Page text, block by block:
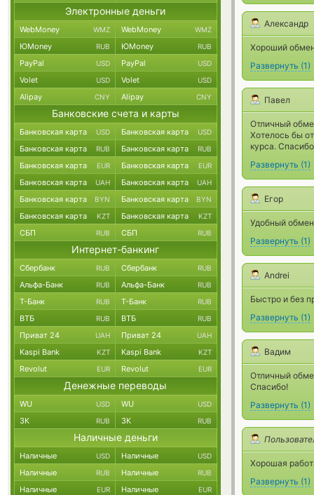
Александр
Хороший
Развернуть (1)
Павел
Отличный
Хотелось бы
курса.
Развернуть (1)
Егор
Удобный
Развернуть (1)
Andrei
Быстро и без
Развернуть (1)
Вадим
Отличный
Спасибо!
Развернуть (1)
Хорошая
Развернуть (1)
Электронные деньги
WebMoney WMZ WebMoney WMZ
ЮMoney RUB ЮMoney RUB
PayPal USD PayPal USD
Volet USD Volet USD
Alipay CNY Alipay CNY
Банковские счета и карты
Банковская карта USD Банковская карта USD
Банковская карта RUB Банковская карта RUB
Банковская карта EUR Банковская карта EUR
Банковская карта UAH Банковская карта UAH
Банковская карта BYN Банковская карта BYN
Банковская карта KZT Банковская карта KZT
СБП RUB СБП RUB
Интернет-банкинг
Сбербанк RUB Сбербанк RUB
Альфа-Банк RUB Альфа-Банк RUB
Т-Банк RUB Т-Банк RUB
ВТБ RUB ВТБ RUB
Приват 24 UAH Приват 24 UAH
Kaspi Bank KZT Kaspi Bank KZT
Revolut EUR Revolut EUR
Денежные переводы
WU USD WU USD
ЗК RUB ЗК RUB
Наличные деньги
Наличные USD Наличные USD
Наличные RUB Наличные RUB
Наличные EUR Наличные EUR